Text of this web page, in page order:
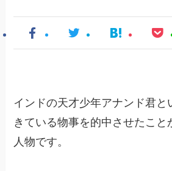
インドの天才少年アナンド君と
きている物事を的中させたこと
人物です。